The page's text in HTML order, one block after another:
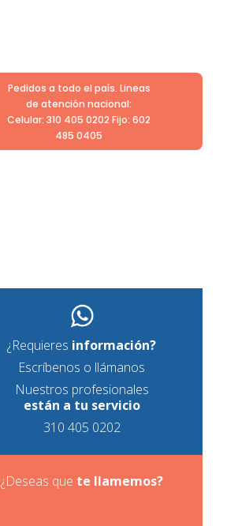
Pedidos a todo el país. Lineas
de atención nacional:
Celular: 310 405 0202 Fijo: 602
485 0405
¿Requieres información?
Escríbenos o llámanos
Nuestros profesionales
están a tu servicio
310 405 0202
¿Deseas que te llamemos?